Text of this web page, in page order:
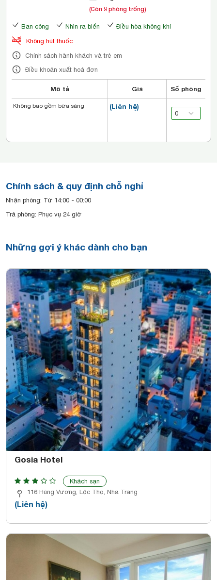
(Còn 9 phòng trống)
Ban công Nhìn ra biển
Điều hòa không khí
Không hút thuốc
Chính sách hành khách và trẻ em
Điều khoản xuất hoá đơn
Mô tả Giá Số phòng
(Liên hệ)
Không bao gồm bữa sáng
Chính sách & quy định chỗ nghỉ
Nhận phòng: Từ 14:00 - 00:00
Trả phòng: Phục vụ 24 giờ
Những gợi ý khác dành cho bạn
Gosia Hotel
Khách sạn
116 Hùng Vương, Lộc Thọ, Nha Trang
(Liên hệ)